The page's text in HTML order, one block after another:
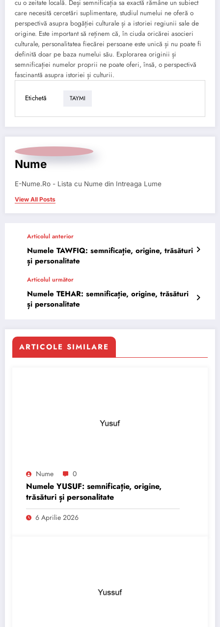
cu o zeitate locală. Deși semnificația sa exactă rămâne un subiect
care necesită cercetări suplimentare, studiul numelui ne oferă o
perspectivă asupra bogăției culturale și a istoriei regiunii sale de
origine. Este important să reținem că, în ciuda oricărei asocieri
culturale, personalitatea fiecărei persoane este unică și nu poate fi
definită doar pe baza numelui său. Explorarea originii și
semnificației numelor proprii ne poate oferi, însă, o perspectivă
fascinantă asupra istoriei și culturii.
Etichetă TAYMI
Nume
E-Nume.Ro - Lista cu Nume din Intreaga Lume
View All Posts
Articolul anterior
Numele TAWFIQ: semnificație, origine, trăsături
și personalitate
Articolul următor
Numele TEHAR: semnificație, origine, trăsături
și personalitate
ARTICOLE SIMILARE
Nume 0
Numele YUSUF: semnificație, origine,
trăsături și personalitate
6 Aprilie 2026